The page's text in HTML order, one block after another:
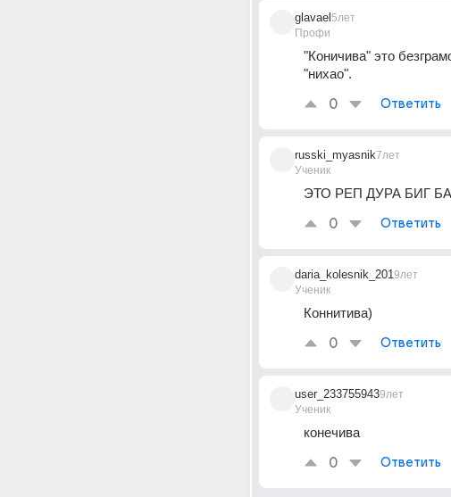
glavael
Профи
5лет
"Коничива" это
"нихао".
0 Ответить
russki_myasnik
Ученик
7лет
ЭТО РЕП ДУРА БИГ
0 Ответить
daria_kolesnik_201
Ученик
9лет
Коннитива)
0 Ответить
user_233755943
Ученик
9лет
конечива
0 Ответить